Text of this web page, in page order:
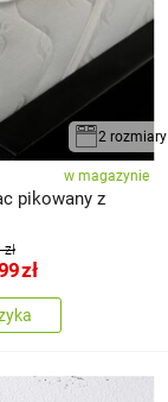
2 rozmiary
w magazynie
pikowany z
zł